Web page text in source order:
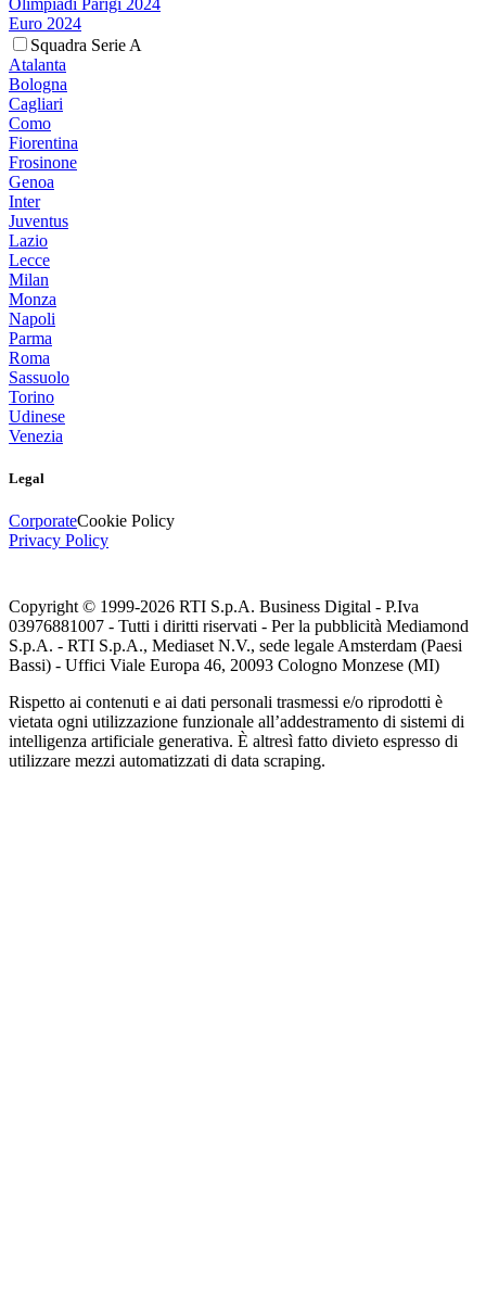
Euro 2024
Squadra Serie A
Atalanta
Bologna
Cagliari
Como
Fiorentina
Frosinone
Genoa
Inter
Juventus
Lazio
Lecce
Milan
Monza
Napoli
Parma
Roma
Sassuolo
Torino
Udinese
Venezia
Legal
CorporateCookie Policy
Privacy Policy
Copyright © 1999-2026 RTI S.p.A. Business Digital - P.Iva
03976881007 - Tutti i diritti riservati - Per la pubblicità Mediamond
S.p.A. - RTI S.p.A., Mediaset N.V., sede legale Amsterdam (Paesi
Bassi) - Uffici Viale Europa 46, 20093 Cologno Monzese (MI)
Rispetto ai contenuti e ai dati personali trasmessi e/o riprodotti è
vietata ogni utilizzazione funzionale all’addestramento di sistemi di
intelligenza artificiale generativa. È altresì fatto divieto espresso di
utilizzare mezzi automatizzati di data scraping.